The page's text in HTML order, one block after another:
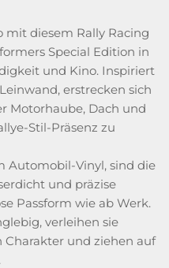
mit diesem Rally Racing
Special Edition in
und Kino. Inspiriert
erstrecken sich
Motorhaube, Dach und
Stil-Präsenz zu
Automobil-Vinyl, sind die
und präzise
Passform wie ab Werk.
verleihen sie
und ziehen auf